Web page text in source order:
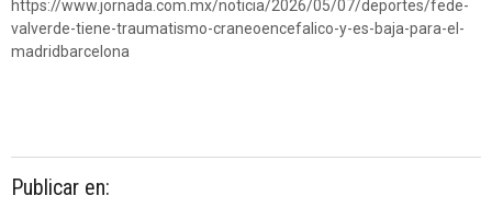
https://www.jornada.com.mx/noticia/2026/05/07/deportes/fede-
valverde-tiene-traumatismo-craneoencefalico-y-es-baja-para-el-
madridbarcelona
Publicar en: